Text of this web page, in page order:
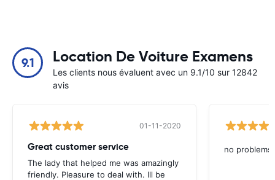
9.1 Location De Voiture Examens
Les clients nous évaluent avec un 9.1/10 sur 12842
avis
01-11-2020
Great customer service
The lady that helped me was amazingly
friendly. Pleasure to deal with. Ill be
no